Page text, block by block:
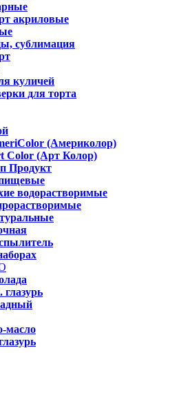
акриловые
сублимация
куличей
для торта
(Америколор)
Color (Арт Колор)
Продукт
водорастворимые
масло